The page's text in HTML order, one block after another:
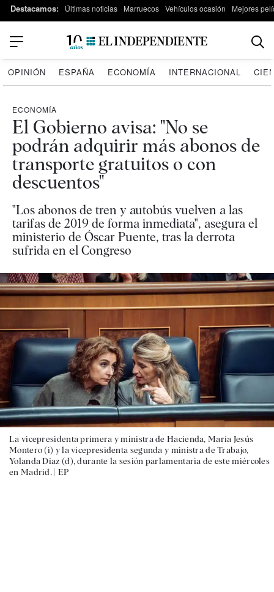
Destacamos: Últimas noticias Marruecos Vehículos ocasión Mejores
OPINIÓN ESPAÑA ECONOMÍA INTERNACIONAL
ECONOMÍA
El Gobierno avisa: "No se
podrán adquirir más abonos de
transporte gratuitos o con
descuentos"
"Los abonos de tren y autobús vuelven a las
tarifas de 2019 de forma inmediata", asegura el
ministerio de Óscar Puente, tras la derrota
sufrida en el Congreso
La vicepresidenta primera y ministra de Hacienda, María Jesús
Montero (i) y la vicepresidenta segunda y ministra de Trabajo,
Yolanda Díaz (d), durante la sesión parlamentaria de este miércoles
en Madrid. | EP